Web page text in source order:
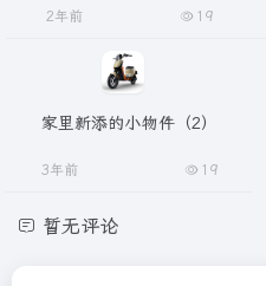
2年前 19
家里新添的小物件（2）
3年前 19
暂无评论